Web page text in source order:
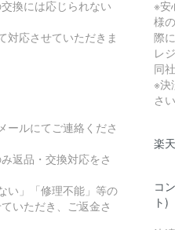
換には応じられない
応させていただきま
ルにてご連絡くださ
返品・交換対応をさ
い」「修理不能」等の
いただき、ご返金さ
※安
様
際
レ
同
※決
さい
楽
コ
ト)